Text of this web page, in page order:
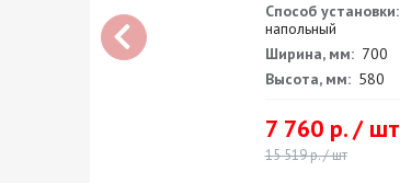
Способ установки:
напольный
Ширина, мм: 700
Высота, мм: 580
7 760 р. / шт
15 519 р. / шт